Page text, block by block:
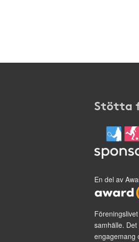
Stötta
En del av
samhälle.
engagemang